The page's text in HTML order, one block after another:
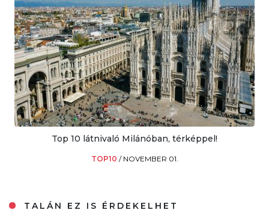
Top 10 látnivaló Milánóban, térképpel!
TOP10 / NOVEMBER 01.
TALÁN EZ IS ÉRDEKELHET